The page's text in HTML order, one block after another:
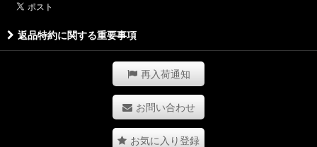
返品特約に関する重要事項
再入荷通知
お問い合わせ
お気に入り登録